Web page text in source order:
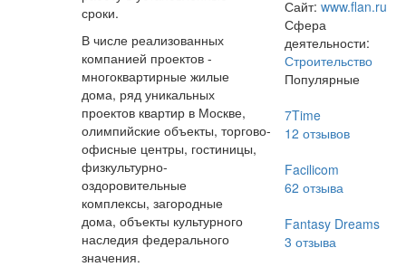
сроки.
В числе реализованных
компанией проектов -
многоквартирные жилые
дома, ряд уникальных
проектов квартир в Москве,
олимпийские объекты, торгово-
офисные центры, гостиницы,
физкультурно-
оздоровительные
комплексы, загородные
дома, объекты культурного
наследия федерального
значения.
Сайт: www.flan.ru
Сфера
деятельности:
Строительство
Популярные
7Time
12 отзывов
Facilicom
62 отзыва
Fantasy Dreams
3 отзыва